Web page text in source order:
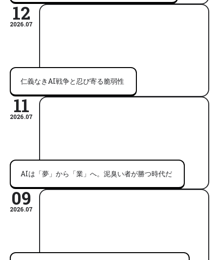
12
2026.07
仁義なきAI戦争と忍び寄る脆弱性
11
2026.07
AIは「夢」から「業」へ。泥臭い者が勝つ時代だ
09
2026.07